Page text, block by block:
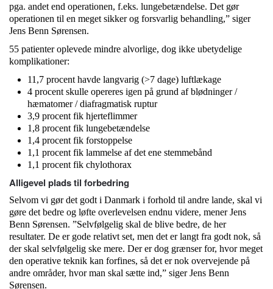
pga. andet end operationen, f.eks. lungebetændelse. Det gør
operationen til en meget sikker og forsvarlig behandling,” siger
Jens Benn Sørensen.
55 patienter oplevede mindre alvorlige, dog ikke ubetydelige
komplikationer:
11,7 procent havde langvarig (>7 dage) luftlækage
4 procent skulle opereres igen på grund af blødninger /
hæmatomer / diafragmatisk ruptur
3,9 procent fik hjerteflimmer
1,8 procent fik lungebetændelse
1,4 procent fik forstoppelse
1,1 procent fik lammelse af det ene stemmebånd
1,1 procent fik chylothorax
Alligevel plads til forbedring
Selvom vi gør det godt i Danmark i forhold til andre lande, skal vi
gøre det bedre og løfte overlevelsen endnu videre, mener Jens
Benn Sørensen. ”Selvfølgelig skal de blive bedre, de her
resultater. De er gode relativt set, men det er langt fra godt nok, så
der skal selvfølgelig ske mere. Der er dog grænser for, hvor meget
den operative teknik kan forfines, så det er nok overvejende på
andre områder, hvor man skal sætte ind,” siger Jens Benn
Sørensen.